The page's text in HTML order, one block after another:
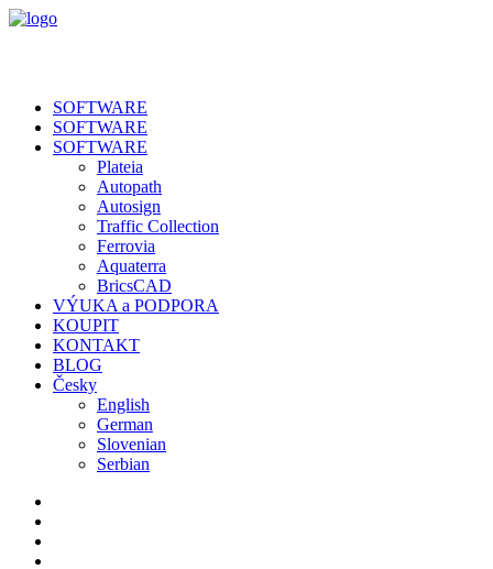
SOFTWARE
SOFTWARE
SOFTWARE
Plateia
Autopath
Autosign
Traffic Collection
Ferrovia
Aquaterra
BricsCAD
VÝUKA a PODPORA
KOUPIT
KONTAKT
BLOG
Česky
English
German
Slovenian
Serbian